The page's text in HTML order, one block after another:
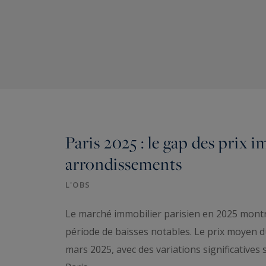
Paris 2025 : le gap des prix
arrondissements
L'OBS
Le marché immobilier parisien en 2025
période de baisses notables. Le prix moyen
mars 2025, avec des variations